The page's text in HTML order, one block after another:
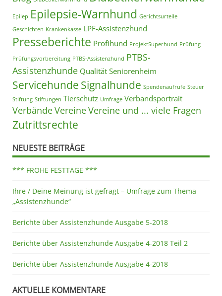
Epilep Epilepsie-Warnhund Gerichtsurteile
Geschichten Krankenkasse LPF-Assistenzhund
Presseberichte Profihund ProjektSuperhund Prüfung
Prüfungsvorbereitung PTBS-Assistenzhund PTBS-
Assistenzhunde Qualität Seniorenheim
Servicehunde Signalhunde Spendenaufrufe Steuer
Stiftung Stiftungen Tierschutz Umfrage Verbandsportrait
VerbändeVereineVereine und ... viele Fragen
Zutrittsrechte
NEUESTE BEITRÄGE
*** FROHE FESTTAGE ***
Ihre / Deine Meinung ist gefragt – Umfrage zum Thema
„Assistenzhunde“
Berichte über Assistenzhunde Ausgabe 5-2018
Berichte über Assistenzhunde Ausgabe 4-2018 Teil 2
Berichte über Assistenzhunde Ausgabe 4-2018
AKTUELLE KOMMENTARE